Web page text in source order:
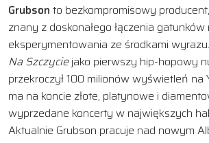
Grubson to bezkompromisowy
znany z doskonałego łączenia
eksperymentowania ze środkami
Na Szczyciejako pierwszy hip-hopowy
przekroczył 100 milionów wyświetleń na
ma na koncie złote, platynowe i
wyprzedane koncerty w największych
Aktualnie Grubson pracuje nad nowym